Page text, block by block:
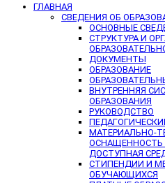
ГЛАВНАЯ
СВЕДЕНИЯ ОБ
ОСНОВНЫЕ
СТРУКТУРА И
ДОКУМЕНТЫ
ОБРАЗОВАНИЕ
ВНУТРЕННЯЯ
ОБРАЗОВАНИЯ
РУКОВОДСТВО
МАТЕРИАЛЬНО-
ОСНАЩЕННОСТЬ
ДОСТУПНАЯ
СТИПЕНДИИ И
ОБУЧАЮЩИХСЯ